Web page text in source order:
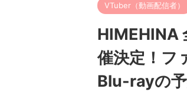
VTuber（動画配信者）
HIMEHINA
催決定！フ
Blu-rayの